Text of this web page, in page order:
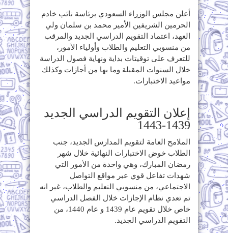
أعلن مجلس الوزراء السعودي برئاسة نائب خادم
الحرمين الشريفين الأمير محمد بن سلمان ولي
العهد، اعتماد التقويم الدراسي الجديد والمرقب
من منسوبي التعليم والطلاب وأولياء الأمور،
للتعرف على توقيتات بداية ونهاية فصول الدراسة
خلال السنوات المقبلة وما بها من أجازات وكذلك
مواعيد الاختبارات.
إعلان التقويم الدراسي الجديد
1439-1443
الملامح العامة لتقويم المدارس الجديد، جنب
الطلاب خوض الاختبارات النهائية خلال شهر
رمضان المبارك، وهي واحدة من الأمور التي
شهدات تفاعل قوي عبر مواقع التواصل
الاجتماعي، من منسوبي التعليم والطلاب، غير انه
تم تعدي نظام الإجازات خلال الفصل الدراسي
خاص خلال تقويم عام 1439 و عام 1440، من
التقويم الدراسي الجديد.